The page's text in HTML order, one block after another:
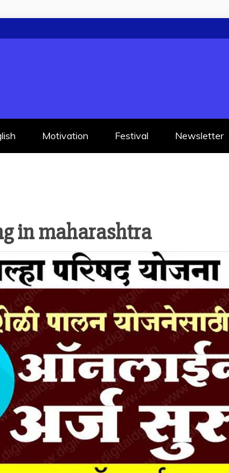
Motivation Festival Newsletter
in maharashtra